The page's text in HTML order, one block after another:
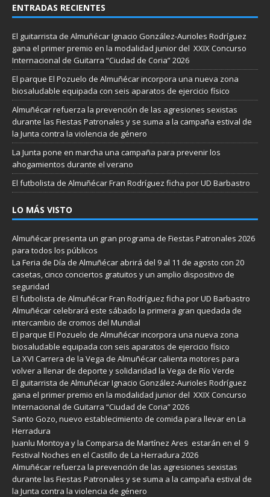
ENTRADAS RECIENTES
El guitarrista de Almuñécar Ignacio González-Aurioles Rodríguez
gana el primer premio en la modalidad junior del XXIX Concurso
Internacional de Guitarra “Ciudad de Coria” 2026
El parque El Pozuelo de Almuñécar incorpora una nueva zona
biosaludable equipada con seis aparatos de ejercicio físico
Almuñécar refuerza la prevención de las agresiones sexistas
durante las Fiestas Patronales y se suma a la campaña estival de
la Junta contra la violencia de género
La Junta pone en marcha una campaña para prevenir los
ahogamientos durante el verano
El futbolista de Almuñécar Fran Rodríguez ficha por UD Barbastro
LO MÁS VISTO
Almuñécar presenta un gran programa de Fiestas Patronales 2026
para todos los públicos
La Feria de Día de Almuñécar abrirá del 9 al 11 de agosto con 20
casetas, cinco conciertos gratuitos y un amplio dispositivo de
seguridad
El futbolista de Almuñécar Fran Rodríguez ficha por UD Barbastro
Almuñécar celebrará este sábado la primera gran quedada de
intercambio de cromos del Mundial
El parque El Pozuelo de Almuñécar incorpora una nueva zona
biosaludable equipada con seis aparatos de ejercicio físico
La XVI Carrera de la Vega de Almuñécar calienta motores para
volver a llenar de deporte y solidaridad la Vega de Río Verde
El guitarrista de Almuñécar Ignacio González-Aurioles Rodríguez
gana el primer premio en la modalidad junior del XXIX Concurso
Internacional de Guitarra “Ciudad de Coria” 2026
Santo Gozo, nuevo establecimiento de comida para llevar en La
Herradura
Juanlu Montoya y la Comparsa de Martínez Ares estarán en el 9
Festival Noches en el Castillo de La Herradura 2026
Almuñécar refuerza la prevención de las agresiones sexistas
durante las Fiestas Patronales y se suma a la campaña estival de
la Junta contra la violencia de género